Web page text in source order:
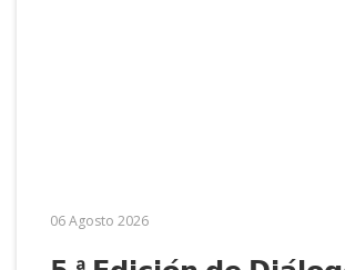
06 Agosto 2026